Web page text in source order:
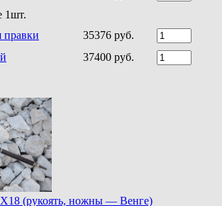
1шт.
правки
35376 руб.
37400 руб.
(рукоять, ножны — Венге)